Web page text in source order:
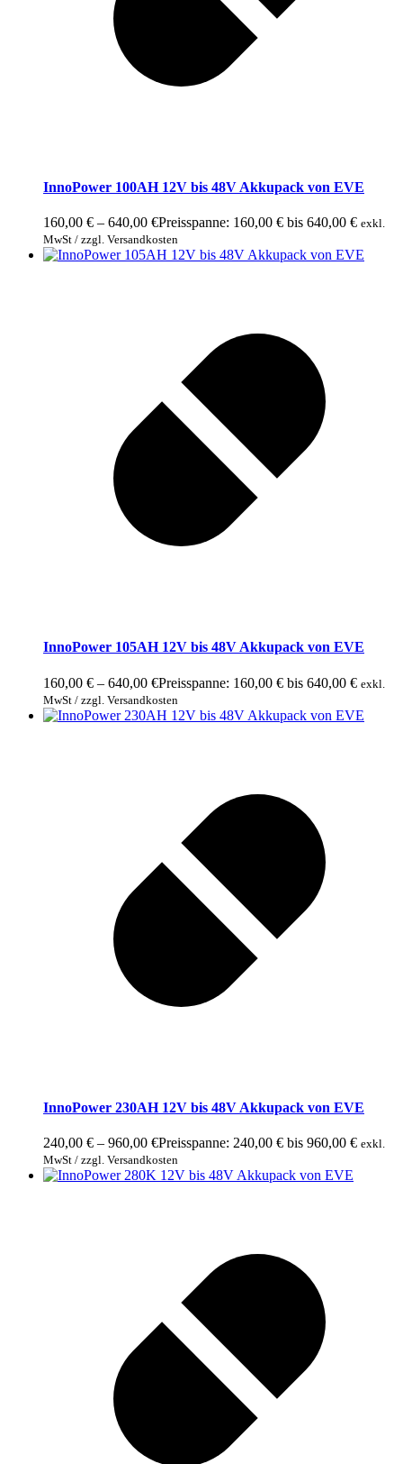
InnoPower 100AH 12V bis 48V Akkupack von EVE
160,00 € – 640,00 €Preisspanne: 160,00 € bis 640,00 € exkl.
MwSt / zzgl. Versandkosten
InnoPower 105AH 12V bis 48V Akkupack von EVE
160,00 € – 640,00 €Preisspanne: 160,00 € bis 640,00 € exkl.
MwSt / zzgl. Versandkosten
InnoPower 230AH 12V bis 48V Akkupack von EVE
240,00 € – 960,00 €Preisspanne: 240,00 € bis 960,00 € exkl.
MwSt / zzgl. Versandkosten